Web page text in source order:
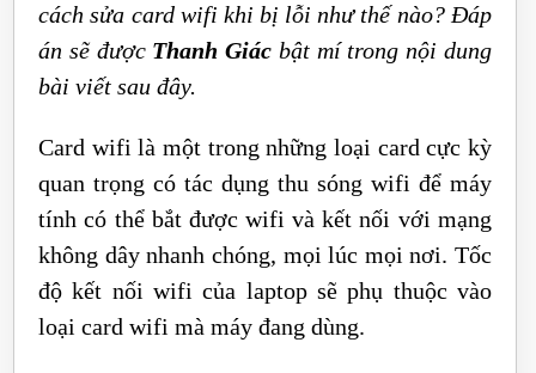
cách sửa card wifi khi bị lỗi như thế nào? Đáp
án sẽ đượcThanh Giác bật mí trong nội dung
bài viết sau đây.
Card wifi là một trong những loại card cực kỳ
quan trọng có tác dụng thu sóng wifi để máy
tính có thể bắt được wifi và kết nối với mạng
không dây nhanh chóng, mọi lúc mọi nơi. Tốc
độ kết nối wifi của laptop sẽ phụ thuộc vào
loại card wifi mà máy đang dùng.